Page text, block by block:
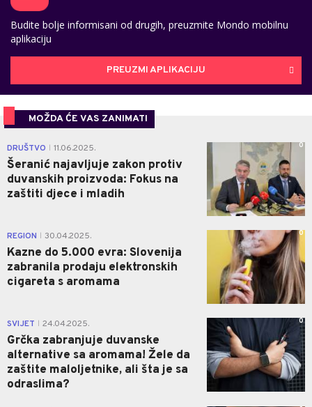
Budite bolje informisani od drugih, preuzmite Mondo mobilnu
aplikaciju
PREUZMI APLIKACIJU
MOŽDA ĆE VAS ZANIMATI
DRUŠTVO 11.06.2025.
Šeranić najavljuje zakon protiv
duvanskih proizvoda: Fokus na
zaštiti djece i mladih
0
REGION 30.04.2025.
Kazne do 5.000 evra: Slovenija
zabranila prodaju elektronskih
cigareta s aromama
0
SVIJET 24.04.2025.
Grčka zabranjuje duvanske
alternative sa aromama! Žele da
zaštite maloljetnike, ali šta je sa
odraslima?
0